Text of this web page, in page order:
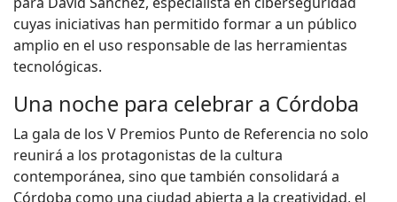
cuyas iniciativas han permitido formar a un público
amplio en el uso responsable de las herramientas
tecnológicas.
Una noche para celebrar a Córdoba
La gala de los V Premios Punto de Referencia no solo
reunirá a los protagonistas de la cultura
contemporánea, sino que también consolidará a
Córdoba como una ciudad abierta a la creatividad, el